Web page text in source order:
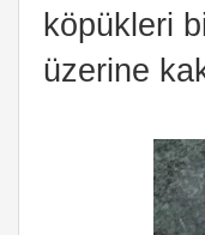
köpükleri
üzerine